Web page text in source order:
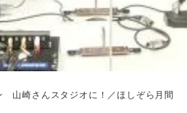
山崎さんスタジオに！／ほしぞら月間